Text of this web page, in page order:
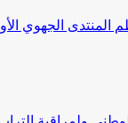
المنتدى الجهوي